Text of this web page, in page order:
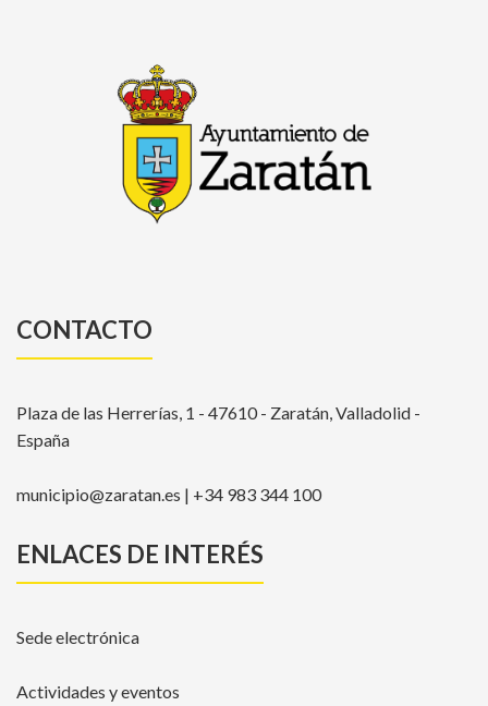
CONTACTO
Plaza de las Herrerías, 1 - 47610 - Zaratán, Valladolid -
España
municipio@zaratan.es | +34 983 344 100
ENLACES DE INTERÉS
Sede electrónica
Actividades y eventos